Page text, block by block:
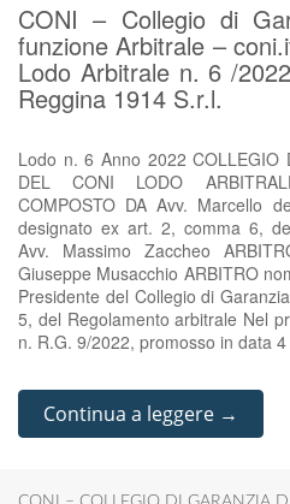
CONI – Collegio di
funzione Arbitrale –
Lodo Arbitrale n. 6 /
Reggina 1914 S.r.l.
Lodo n. 6 Anno 2022 COLLEGIO
DEL CONI LODO
COMPOSTO DA Avv. Marcello
designato ex art. 2, comma 6,
Avv. Massimo Zaccheo
Giuseppe Musacchio ARBITRO
Presidente del Collegio di
5, del Regolamento arbitrale Nel
n. R.G. 9/2022, promosso in data
Continua a leggere →